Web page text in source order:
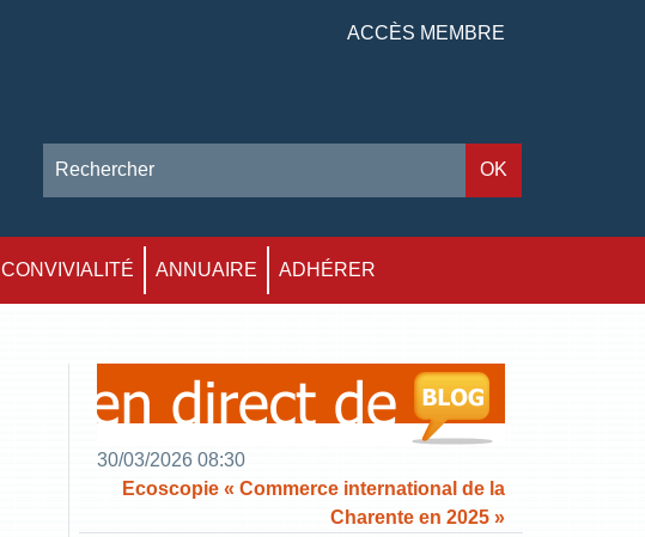
ACCÈS MEMBRE
CONVIVIALITÉ ANNUAIRE ADHÉRER
30/03/2026 08:30
Ecoscopie « Commerce international de la
Charente en 2025 »